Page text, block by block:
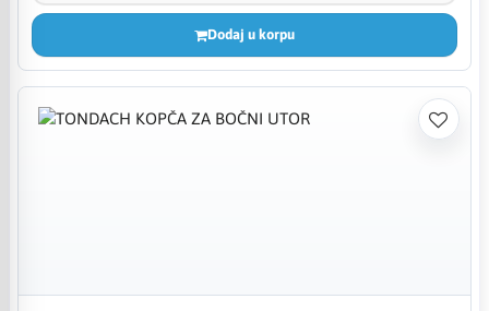
Dodaj u korpu